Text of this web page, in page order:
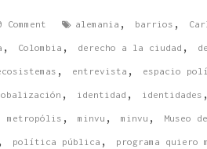
Comment alemania , barrios ,
, Colombia , derecho a la ciudad ,
, entrevista , espacio
, identidad , identidades
metropólis , minvu , minvu , Museo
, política pública , programa quiero